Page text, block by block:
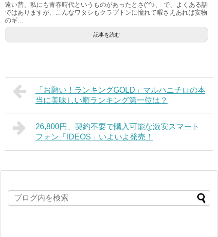
遠い昔、私にも青春時代というものがあったとさ(^^♪。 で、よくある話
ではありますが、こんなワタシもクラプトンに憧れて暇さえあれば安物
のギ...
記事を読む
「お願い！ランキングGOLD」マルハニチロの本
当に美味しい順ランキング第一位は？
26,800円、契約不要で購入可能な激安スマート
フォン「IDEOS」いよいよ発売！